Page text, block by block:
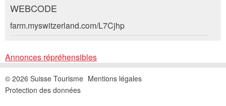
Nachricht
RECOMMANDER L'ANNONCE
Fermer
Composez un message à la personne de
contact pour cette annonce .
Ouvrir
AOÛT 2026
Lu Ma Me
Départ
WEBCODE
farm.myswitzerland.com/L7Cjhp
Annonces répréhensibles
© 2026 Suisse Tourisme Mentions légales
Protection des données